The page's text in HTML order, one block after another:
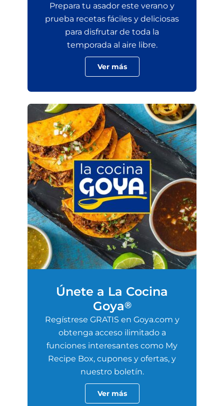
Prepara tu asador este verano y
prueba recetas fáciles y deliciosas
para disfrutar de toda la
temporada al aire libre.
Ver más
Únete a La Cocina
Goya®
Regístrese GRATIS en Goya.com y
obtenga acceso ilimitado a
funciones interesantes como My
Recipe Box, cupones y ofertas, y
nuestro boletín.
Ver más